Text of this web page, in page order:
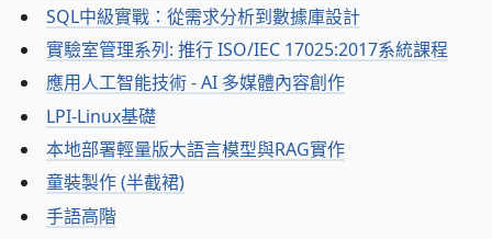
SQL中級實戰：從需求分析到數據庫設計
實驗室管理系列: 推行 ISO/IEC 17025:2017系統課程
應用人工智能技術 - AI 多媒體內容創作
LPI-Linux基礎
本地部署輕量版大語言模型與RAG實作
童裝製作 (半截裙)
手語高階